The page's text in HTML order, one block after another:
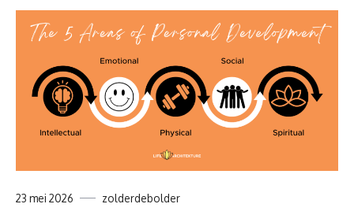
23 mei 2026 zolderdebolder